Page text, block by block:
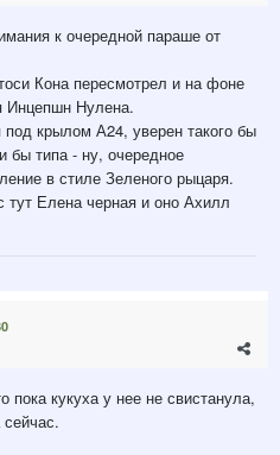
к очередной параше от
Кона пересмотрел и на фоне
Инцепшн Нулена.
крылом А24, уверен такого бы
бы типа - ну, очередное
в стиле Зеленого рыцаря.
тут Елена черная и оно Ахилл
пока кукуха у нее не свистанула,